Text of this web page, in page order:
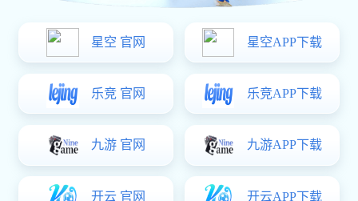
走进润林 施工现场 荣誉资质 联系东升国